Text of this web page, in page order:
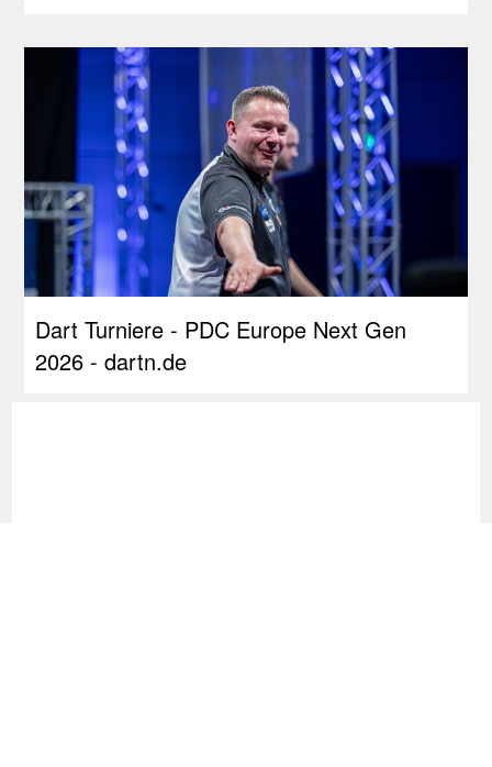
Dart Turniere - PDC Europe Next Gen
2026 - dartn.de